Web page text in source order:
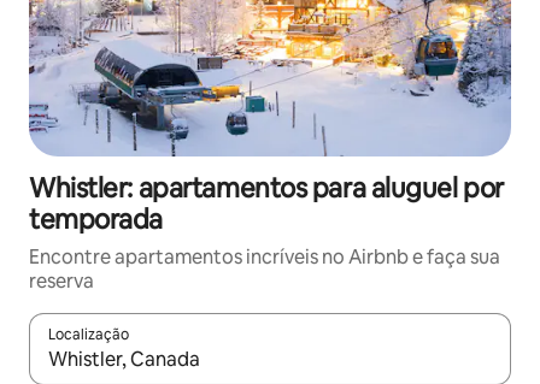
Whistler: apartamentos para aluguel por
temporada
Encontre apartamentos incríveis no Airbnb e faça sua
reserva
Localização
Quando os resultados estiverem disponíveis, explore-os